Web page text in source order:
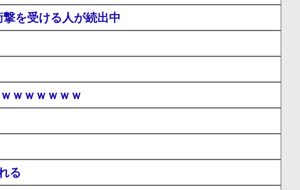
を受ける人が続出中
ｗｗｗｗｗｗ
る